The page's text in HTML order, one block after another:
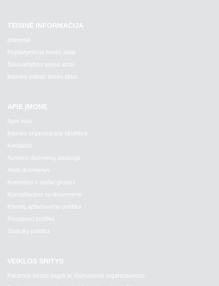
TEISINĖ INFORMACIJA
Įstatymai
Poįstatyminiai teisės aktai
Savivaldybės teisės aktai
Įmonės vidaus teisės aktai
APIE ĮMONĘ
Apie mus
Įmonės organizacinė struktūra
Kontaktai
Asmens duomenų apsauga
Atviri duomenys
Komisijos ir darbo grupės
Konsultacijos su visuomene
Klientų aptarnavimo politika
Privatumo politika
Slapukų politika
VEIKLOS SRITYS
Paramos būstui įsigyti ar išsinuomoti organizavimas